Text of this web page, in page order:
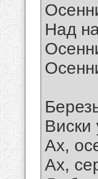
Над
Виски
Ах,
Ах,